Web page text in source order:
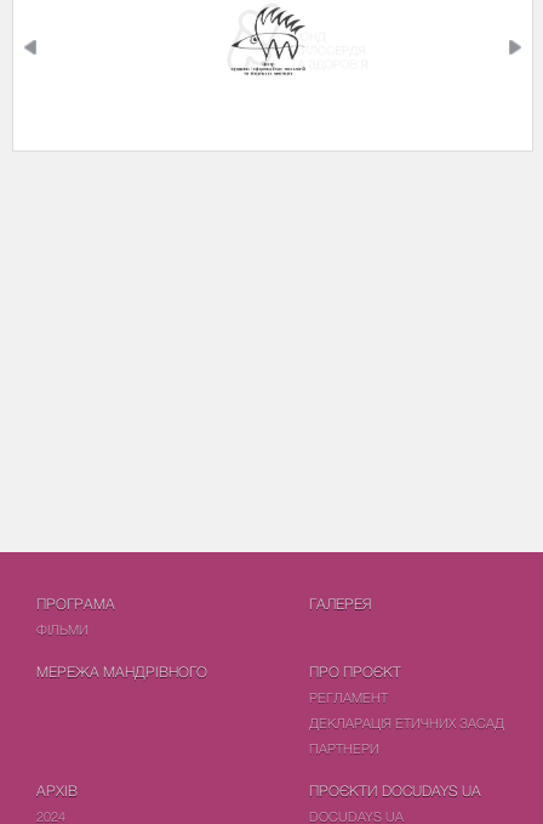
ПРОГРАМА
ФIЛЬМИ
ГАЛЕРЕЯ
МЕРЕЖА МАНДРІВНОГО ПРО ПРОЄКТ
РЕГЛАМЕНТ
ДЕКЛАРАЦІЯ ЕТИЧНИХ ЗАСАД
ПАРТНЕРИ
АРХІВ
2024
ПРОЄКТИ DOCUDAYS UA
DOCUDAYS UA